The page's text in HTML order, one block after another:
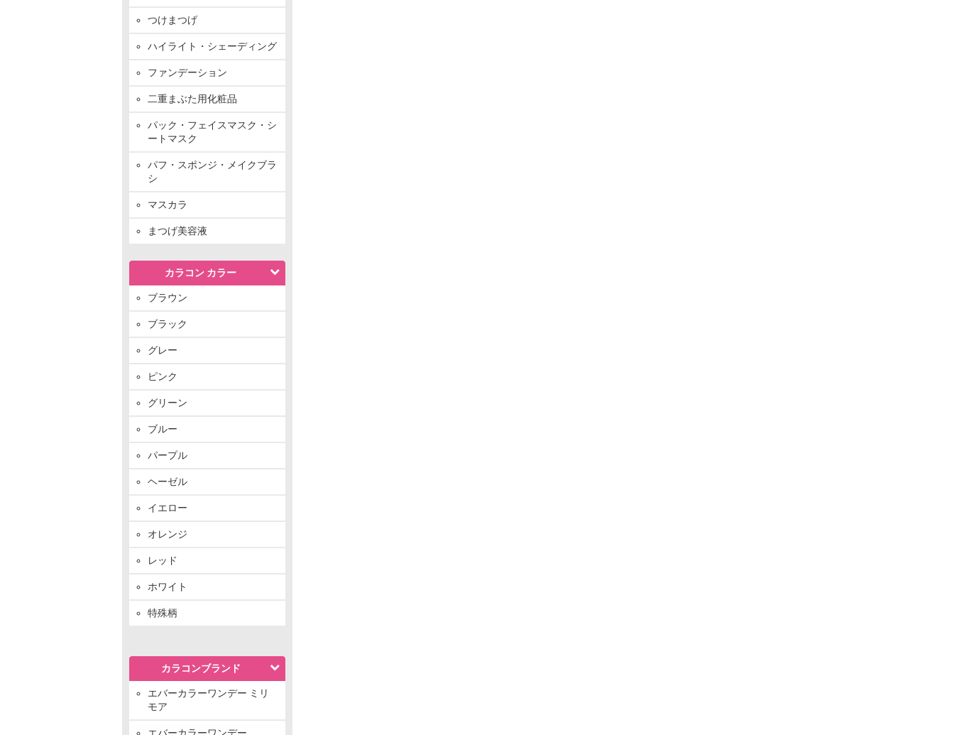
つけまつげ
ハイライト・シェーディング
ファンデーション
二重まぶた用化粧品
パック・フェイスマスク・シ
ートマスク
パフ・スポンジ・メイクブラ
シ
マスカラ
まつげ美容液
カラコン カラー
ブラウン
ブラック
グレー
ピンク
グリーン
ブルー
パープル
ヘーゼル
イエロー
オレンジ
レッド
ホワイト
特殊柄
カラコンブランド
エバーカラーワンデー ミリ
モア
エバーカラーワンデー